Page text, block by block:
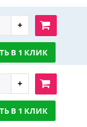
В 1 КЛИК
В 1 КЛИК